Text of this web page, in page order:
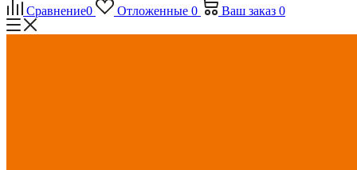
Сравнение0 Отложенные 0 Ваш заказ 0